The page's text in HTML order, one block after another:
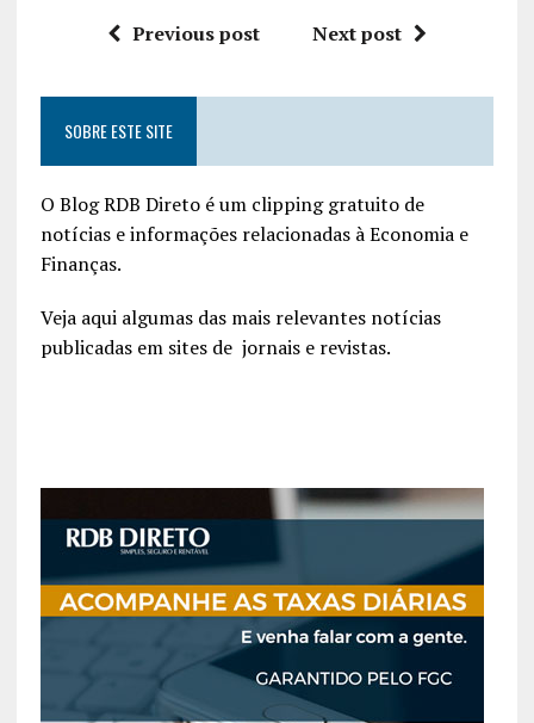
Previous post Next post
SOBRE ESTE SITE
O Blog RDB Direto é um clipping gratuito de
notícias e informações relacionadas à Economia e
Finanças.
Veja aqui algumas das mais relevantes notícias
publicadas em sites de jornais e revistas.